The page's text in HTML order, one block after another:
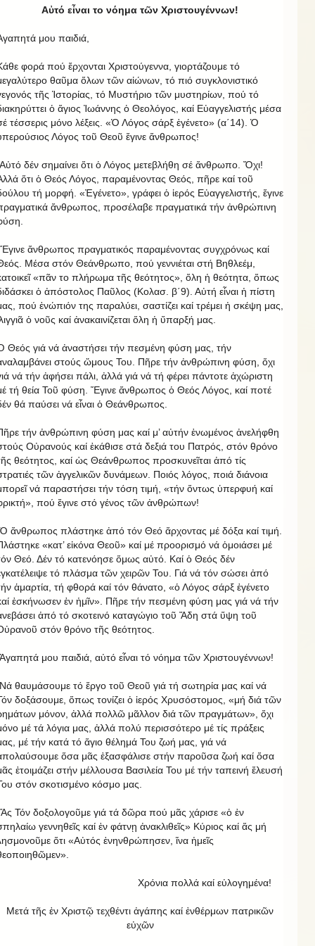
Αὐτό εἶναι το νόημα τῶν Χριστουγέννων!
μου παιδιά,
φορά πού ἔρχονται Χριστούγεννα, γιορτάζουμε τό
θαῦμα ὅλων τῶν αἰώνων, τό πιό συγκλονιστικό
τῆς Ἱστορίας, τό Μυστήριο τῶν μυστηρίων, πού τό
ὁ ἅγιος Ἰωάννης ὁ Θεολόγος, καί Εὐαγγελιστής μέσα
τέσσερις μόνο λέξεις. «Ὁ Λόγος σάρξ ἐγένετο» (α΄14). Ὁ
Λόγος τοῦ Θεοῦ ἔγινε ἄνθρωπος!
δέν σημαίνει ὅτι ὁ Λόγος μετεβλήθη σέ ἄνθρωπο. Ὄχι!
ὅτι ὁ Θεός Λόγος, παραμένοντας Θεός, πῆρε καί τοῦ
τή μορφή. «Ἐγένετο», γράφει ὁ ἱερός Εὐαγγελιστής, ἔγινε
ἄνθρωπος, προσέλαβε πραγματικά τήν ἀνθρώπινη
ἄνθρωπος πραγματικός παραμένοντας συγχρόνως καί
Μέσα στόν Θεάνθρωπο, πού γεννιέται στή Βηθλεέμ,
«πᾶν το πλήρωμα τῆς θεότητος», ὅλη ἡ θεότητα, ὅπως
ὁ ἀπόστολος Παῦλος (Κολασ. β΄9). Αὐτή εἶναι ἡ πίστη
πού ἐνώπιόν της παραλύει, σαστίζει καί τρέμει ἡ σκέψη μας,
ὁ νοῦς καί ἀνακαινίζεται ὅλη ἡ ὕπαρξή μας.
Θεός γιά νά ἀναστήσει τήν πεσμένη φύση μας, τήν
στούς ὤμους Του. Πῆρε τήν ἀνθρώπινη φύση, ὄχι
νά τήν ἀφήσει πάλι, ἀλλά γιά νά τή φέρει πάντοτε ἀχώριστη
τή θεία Τοῦ φύση. Ἔγινε ἄνθρωπος ὁ Θεός Λόγος, καί ποτέ
θά παύσει νά εἶναι ὁ Θεάνθρωπος.
τήν ἀνθρώπινη φύση μας καί μ’ αὐτήν ἑνωμένος ἀνελήφθη
Οὐρανούς καί ἐκάθισε στά δεξιά του Πατρός, στόν θρόνο
θεότητος, καί ὡς Θεάνθρωπος προσκυνεῖται ἀπό τίς
τῶν ἀγγελικῶν δυνάμεων. Ποιός λόγος, ποιά διάνοια
νά παραστήσει τήν τόση τιμή, «τήν ὄντως ὑπερφυή καί
πού ἔγινε στό γένος τῶν ἀνθρώπων!
ἄνθρωπος πλάστηκε ἀπό τόν Θεό ἄρχοντας μέ δόξα καί τιμή.
«κατ’ εἰκόνα Θεοῦ» καί μέ προορισμό νά ὁμοιάσει μέ
Θεό. Δέν τό κατενόησε ὅμως αὐτό. Καί ὁ Θεός δέν
τό πλάσμα τῶν χειρῶν Του. Γιά νά τόν σώσει ἀπό
ἁμαρτία, τή φθορά καί τόν θάνατο, «ὁ Λόγος σάρξ ἐγένετο
ἐσκήνωσεν ἐν ἡμῖν». Πῆρε τήν πεσμένη φύση μας γιά νά τήν
ἀπό τό σκοτεινό καταγώγιο τοῦ Ἅδη στά ὕψη τοῦ
στόν θρόνο τῆς θεότητος.
μου παιδιά, αὐτό εἶναι τό νόημα τῶν Χριστουγέννων!
θαυμάσουμε τό ἔργο τοῦ Θεοῦ γιά τή σωτηρία μας καί νά
δοξάσουμε, ὅπως τονίζει ὁ ἱερός Χρυσόστομος, «μή διά τῶν
μόνον, ἀλλά πολλῶ μᾶλλον διά τῶν πραγμάτων», ὄχι
μέ τά λόγια μας, ἀλλά πολύ περισσότερο μέ τίς πράξεις
μέ τήν κατά τό ἅγιο θέλημά Του ζωή μας, γιά νά
ὅσα μᾶς ἐξασφάλισε στήν παροῦσα ζωή καί ὅσα
ἑτοιμάζει στήν μέλλουσα Βασιλεία Του μέ τήν ταπεινή ἔλευσή
στόν σκοτισμένο κόσμο μας.
Τόν δοξολογοῦμε γιά τά δῶρα πού μᾶς χάρισε «ὁ ἐν
γεννηθεῖς καί ἐν φάτνῃ ἀνακλιθεῖς» Κύριος καί ἅς μή
ὅτι «Αὐτός ἐνηνθρώπησεν, ἵνα ἡμεῖς
Χρόνια πολλά καί εὐλογημένα!
Μετά τῆς ἐν Χριστῷ τεχθέντι ἀγάπης καί ἐνθέρμων πατρικῶν
εὐχῶν